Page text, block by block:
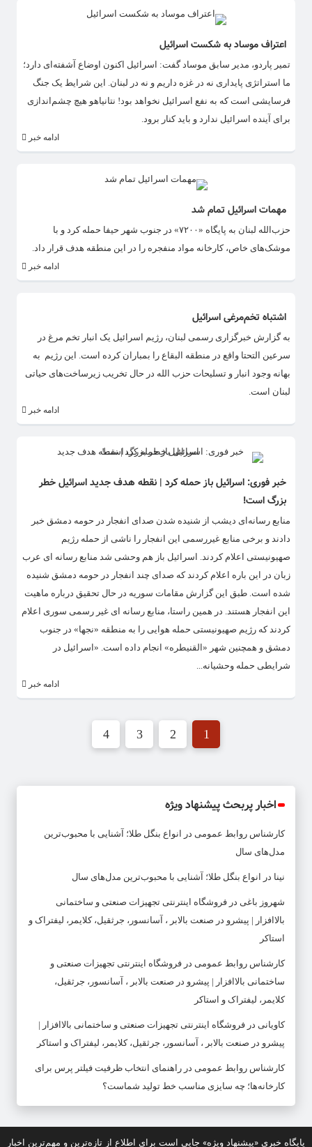
اعتراف موساد به شکست اسرائیل
تمیر پاردو، مدیر سابق موساد گفت: اسرائیل اکنون اوضاع آشفته‌ای دارد؛
ما استراتژی پایداری نه در غزه داریم و نه در لبنان. این شرایط یک جنگ
فرسایشی است که به نفع اسرائیل نخواهد بود! نتانیاهو هیچ چشم‌اندازی
برای آینده اسرائیل ندارد و باید کنار برود.
ادامه خبر
مهمات اسرائیل تمام شد
حزب‌الله لبنان به پایگاه «۷۲۰۰» در جنوب شهر حیفا حمله کرد و با
موشک‌های خاص، کارخانه مواد منفجره را در این منطقه هدف قرار داد.
ادامه خبر
اشتباه تخم‌مرغی اسرائیل
به گزارش خبرگزاری رسمی لبنان، رژیم اسرائیل یک انبار تخم مرغ در
سرعین التحتا واقع در منطقه البقاع را بمباران کرده است. این رژیم به
بهانه وجود انبار و تسلیحات حزب الله در حال تخریب زیرساخت‌های حیاتی
لبنان است.
ادامه خبر
خبر فوری: اسرائیل باز حمله کرد | نقطه هدف جدید اسرائیل خطر
بزرگ است!
منابع رسانه‌ای دیشب از شنیده شدن صدای انفجار در حومه دمشق خبر
دادند و برخی منابع غیررسمی این انفجار را ناشی از حمله رژیم
صهیونیستی اعلام کردند. اسرائیل باز هم وحشی شد منابع رسانه ای عرب
زبان در این باره اعلام کردند که صدای چند انفجار در حومه دمشق شنیده
شده است. طبق این گزارش مقامات سوریه در حال تحقیق درباره ماهیت
این انفجار هستند. در همین راستا، منابع رسانه ای غیر رسمی سوری اعلام
کردند که رژیم صهیونیستی حمله هوایی را به منطقه «نجها» در جنوب
دمشق و همچنین شهر «القنیطره» انجام داده است. «اسرائیل در
شرایطی حمله وحشیانه...
ادامه خبر
1
2
3
4
اخبار پربحث پیشنهاد ویژه
کارشناس روابط عمومی در
انواع بنگل طلا؛ آشنایی با محبوب‌ترین
مدل‌های سال
نینا در انواع بنگل طلا؛ آشنایی با محبوب‌ترین مدل‌های سال
شهروز باغی در فروشگاه اینترنتی تجهیزات صنعتی و ساختمانی
بالاافزار | پیشرو در صنعت بالابر ، آسانسور، جرثقیل، کلایمر، لیفتراک و
استاکر
کارشناس روابط عمومی در فروشگاه اینترنتی تجهیزات صنعتی و
ساختمانی بالاافزار | پیشرو در صنعت بالابر ، آسانسور، جرثقیل،
کلایمر، لیفتراک و استاکر
کاویانی در فروشگاه اینترنتی تجهیزات صنعتی و ساختمانی بالاافزار |
پیشرو در صنعت بالابر ، آسانسور، جرثقیل، کلایمر، لیفتراک و استاکر
کارشناس روابط عمومی در راهنمای انتخاب ظرفیت فیلتر پرس برای
کارخانه‌ها؛ چه سایزی مناسب خط تولید شماست؟
پایگاه خبری «پیشنهاد ویژه» جایی است برای اطلاع از تازه‌ترین و مهم‌ترین اخبار